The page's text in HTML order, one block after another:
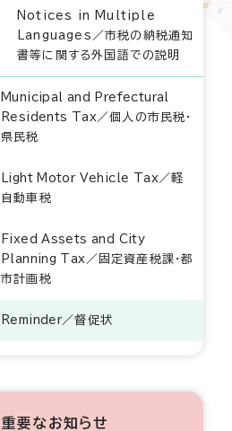
Notices in Multiple
Languages／市税の納税通知
書等に関する外国語での説明
Municipal and Prefectural
Residents Tax ／個人の市民税・
県民税
Light Motor Vehicle Tax ／軽
自動車税
Fixed Assets and City
Planning Tax ／固定資産税課・都
市計画税
Reminder／督促状
重要なお知らせ